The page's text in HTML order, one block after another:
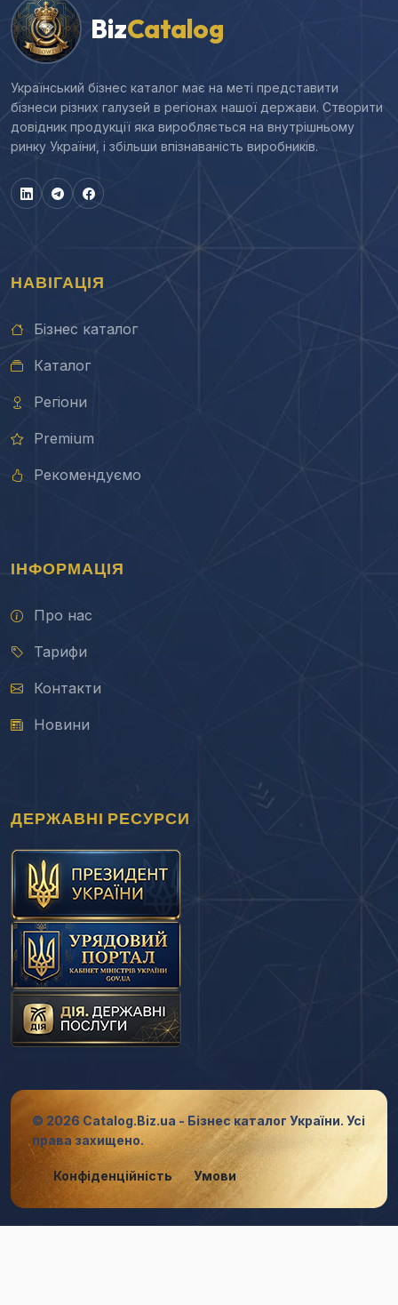
BizCatalog
Український бізнес каталог має на меті представити
бізнеси різних галузей в регіонах нашої держави. Створити
довідник продукції яка виробляється на внутрішньому
ринку України, і збільши впізнаваність виробників.
НАВІГАЦІЯ
Бізнес каталог
Каталог
Регіони
Premium
Рекомендуємо
ІНФОРМАЦІЯ
Про нас
Тарифи
Контакти
Новини
ДЕРЖАВНІ РЕСУРСИ
© 2026 Catalog.Biz.ua - Бізнес каталог України. Усі
права захищено.
Конфіденційність Умови